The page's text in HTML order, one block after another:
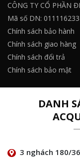
CÔNG TY CỔ PHẦN
Mã số DN:
Chính sách bảo hành
Chính sách giao hàng
Chính sách đổi trả
Chính sách bảo mật
DANH
3 nghách 180/